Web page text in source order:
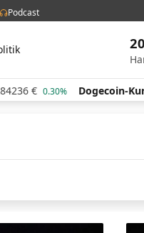
Podcast
€ 0.30% Dogecoin-Kurs